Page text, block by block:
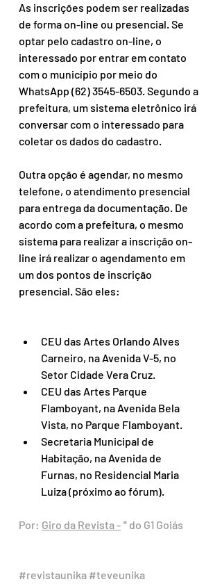
As inscrições podem ser realizadas
de forma on-line ou presencial. Se
optar pelo cadastro on-line, o
interessado por entrar em contato
com o município por meio do
WhatsApp (62) 3545-6503. Segundo a
prefeitura, um sistema eletrônico irá
conversar com o interessado para
coletar os dados do cadastro.
Outra opção é agendar, no mesmo
telefone, o atendimento presencial
para entrega da documentação. De
acordo com a prefeitura, o mesmo
sistema para realizar a inscrição on-
line irá realizar o agendamento em
um dos pontos de inscrição
presencial. São eles:
CEU das Artes Orlando Alves
Carneiro, na Avenida V-5, no
Setor Cidade Vera Cruz.
CEU das Artes Parque
Flamboyant, na Avenida Bela
Vista, no Parque Flamboyant.
Secretaria Municipal de
Habitação, na Avenida de
Furnas, no Residencial Maria
Luiza (próximo ao fórum).
Por: Giro da Revista - * do G1 Goiás
#revistaunika #teveunika